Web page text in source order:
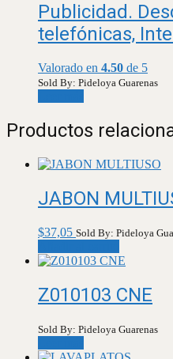
Publicidad.
telefónicas,
Valorado en 4.50 de 5
Sold By: Pideloya Guarenas
Productos
JABON
$37,05 Sold By: Pideloya
Z010103 CNE
Sold By: Pideloya Guarenas